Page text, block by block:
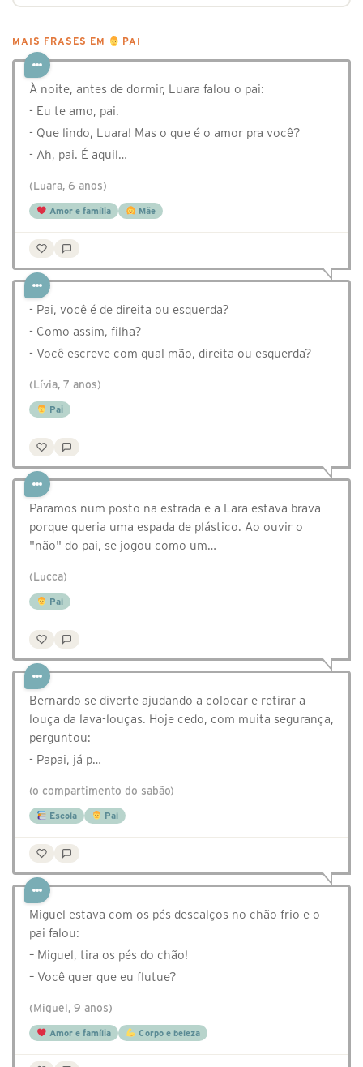
MAIS FRASES EM PAI
À noite, antes de dormir, Luara falou o pai:
- Eu te amo, pai.
- Que lindo, Luara! Mas o que é o amor pra você?
- Ah, pai. É aquil…
(Luara, 6 anos)
Amor e família Mãe
- Pai, você é de direita ou esquerda?
- Como assim, filha?
- Você escreve com qual mão, direita ou esquerda?
(Lívia, 7 anos)
Pai
Paramos num posto na estrada e a Lara estava brava
porque queria uma espada de plástico. Ao ouvir o
"não" do pai, se jogou como um…
(Lucca)
Pai
Bernardo se diverte ajudando a colocar e retirar a
louça da lava-louças. Hoje cedo, com muita segurança,
perguntou:⁣
- Papai, já p…
(o compartimento do sabão)
Escola Pai
Miguel estava com os pés descalços no chão frio e o
pai falou:
– Miguel, tira os pés do chão!
– Você quer que eu flutue?
(Miguel, 9 anos)
Amor e família Corpo e beleza